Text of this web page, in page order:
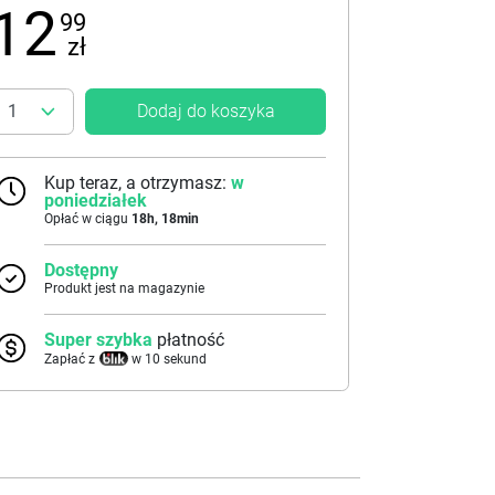
99
zł
Dodaj do koszyka
Kup teraz, a otrzymasz:w
poniedziałek
Opłać w ciągu 18h, 18min
Dostępny
Produkt jest na magazynie
Super szybka płatność
Zapłać z w 10 sekund